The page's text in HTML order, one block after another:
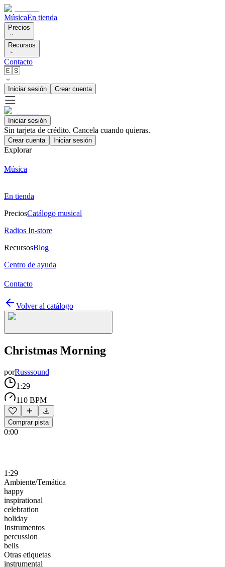
MúsicaEn tienda
Precios
Recursos
Contacto
🇪🇸
Iniciar sesión Crear cuenta
Iniciar sesión
Sin tarjeta de crédito. Cancela cuando quieras.
Crear cuenta Iniciar sesión
Explorar
Música
En tienda
PreciosCatálogo musical
Radios In-store
RecursosBlog
Centro de ayuda
Contacto
Volver al catálogo
Christmas Morning
porRusssound
1:29
110 BPM
Comprar pista
0:00
1:29
Ambiente/Temática
happy
inspirational
celebration
holiday
Instrumentos
percussion
bells
Otras etiquetas
instrumental